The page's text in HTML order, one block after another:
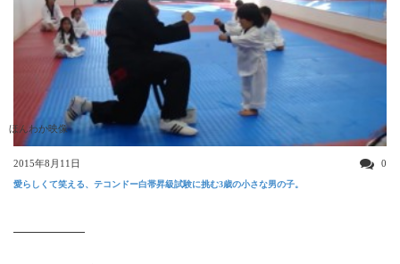
ほんわか映像
2015年8月11日 0
愛らしくて笑える、テコンドー白帯昇級試験に挑む3歳の小さな男の子。